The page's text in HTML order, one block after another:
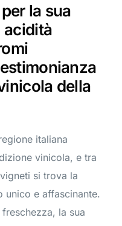
la sua
acidità
della
italiana
vinicola, e tra
si trova la
unico e affascinante.
la sua